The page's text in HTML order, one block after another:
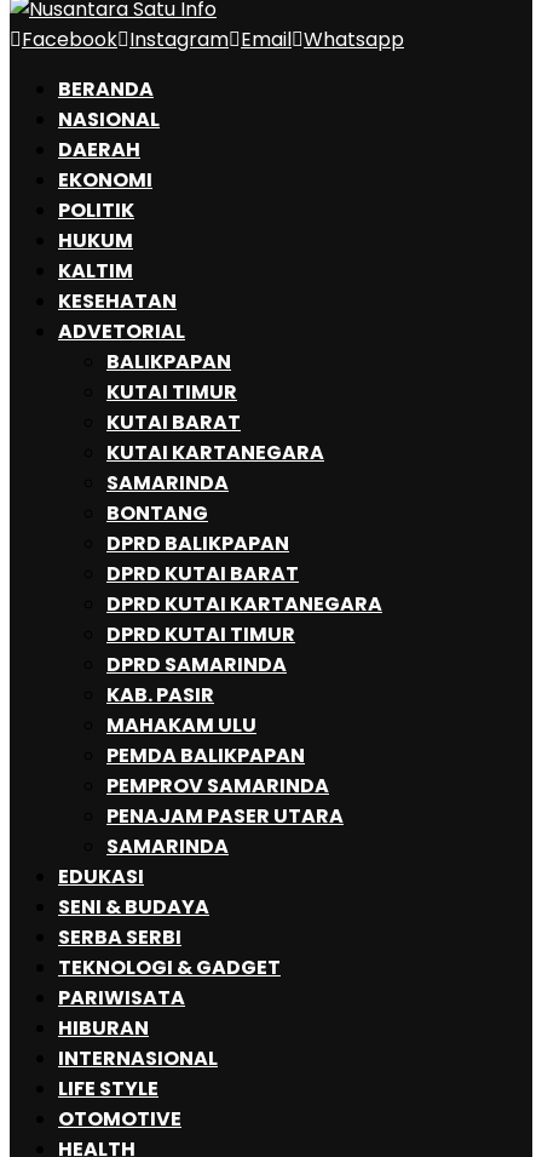
Facebook Instagram Email Whatsapp
BERANDA
NASIONAL
DAERAH
EKONOMI
POLITIK
HUKUM
KALTIM
KESEHATAN
ADVETORIAL
BALIKPAPAN
KUTAI TIMUR
KUTAI BARAT
KUTAI KARTANEGARA
SAMARINDA
BONTANG
DPRD BALIKPAPAN
DPRD KUTAI BARAT
DPRD KUTAI KARTANEGARA
DPRD KUTAI TIMUR
DPRD SAMARINDA
KAB. PASIR
MAHAKAM ULU
PEMDA BALIKPAPAN
PEMPROV SAMARINDA
PENAJAM PASER UTARA
SAMARINDA
EDUKASI
SENI & BUDAYA
SERBA SERBI
TEKNOLOGI & GADGET
PARIWISATA
HIBURAN
INTERNASIONAL
LIFE STYLE
OTOMOTIVE
HEALTH